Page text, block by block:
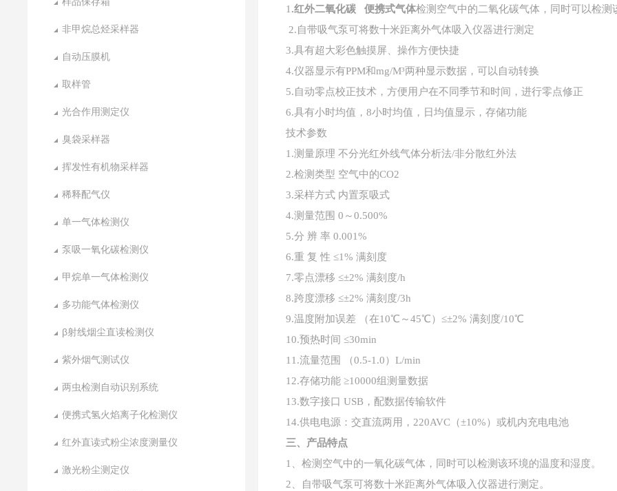
非甲烷总烃采样器
自动压膜机
取样管
光合作用测定仪
臭袋采样器
挥发性有机物采样器
稀释配气仪
单一气体检测仪
泵吸一氧化碳检测仪
甲烷单一气体检测仪
多功能气体检测仪
β射线烟尘直读检测仪
紫外烟气测试仪
两虫检测自动识别系统
便携式氢火焰离子化检测仪
红外直读式粉尘浓度测量仪
激光粉尘测定仪
1 .红外二氧化碳 便携式气体检测空气中的二氧化碳气体，同时可以检测
2.自带吸气泵可将数十米距离外气体吸入仪器进行测定
3.具有超大彩色触摸屏、操作方便快捷
4.仪器显示有PPM和mg/M³两种显示数据，可以自动转换
5.自动零点校正技术，方便用户在不同季节和时间，进行零点修正
6.具有小时均值，8小时均值，日均值显示，存储功能
技术参数
1.测量原理 不分光红外线气体分析法/非分散红外法
2.检测类型 空气中的CO2
3.采样方式 内置泵吸式
4.测量范围 0～0.500%
5.分 辨 率 0.001%
6.重 复 性 ≤1% 满刻度
7.零点漂移 ≤±2% 满刻度/h
8.跨度漂移 ≤±2% 满刻度/3h
9.温度附加误差 （在10℃～45℃）≤±2% 满刻度/10℃
10.预热时间 ≤30min
11.流量范围 （0.5-1.0）L/min
12.存储功能 ≥10000组测量数据
13.数字接口 USB，配数据传输软件
14.供电电源：交直流两用， 220AVC（±10%）或机内充电电池
三、 产品特点
1、检测空气中的一氧化碳气体，同时可以检测该环境的温度和湿度。
2、自带吸气泵可将数十米距离外气体吸入仪器进行测定。